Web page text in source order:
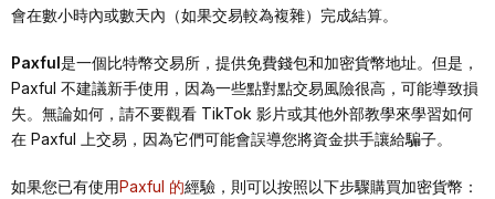
會在數小時內或數天內（如果交易較為複雜）完成結算。
Paxful是一個比特幣交易所，提供免費錢包和加密貨幣地址。但是，
Paxful 不建議新手使用，因為一些點對點交易風險很高，可能導致損
失。無論如何，請不要觀看 TikTok 影片或其他外部教學來學習如何
在 Paxful 上交易，因為它們可能會誤導您將資金拱手讓給騙子。
如果您已有使用Paxful 的經驗，則可以按照以下步驟購買加密貨幣：